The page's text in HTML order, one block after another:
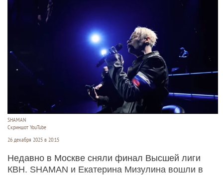
SHAMAN
Скриншот YouTube
26 декабря 2025 в 20:15
Недавно в Москве сняли финал Высшей лиги
КВН. SHAMAN и Екатерина Мизулина вошли в